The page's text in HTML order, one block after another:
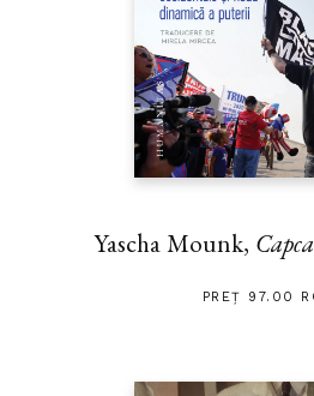
Yascha Mounk,
PREȚ 97.00